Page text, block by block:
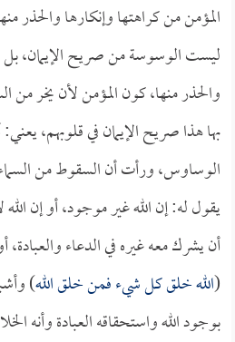
المؤمن من كراهتها وإنكارها والحذر
ليست الوسوسة من صريح الإيمان، بل
والحذر منها، كون المؤمن لأن يخر من
بها هذا صريح الإيمان في قلوبهم،
الوساوس، ورأت أن السقوط من
يقول له: إن الله غير موجود، أو إن
أن يشرك معه غيره في الدعاء
(الله خلق كل شيء فمن خلق الله)
بوجود الله واستحقاقه العبادة وأنه